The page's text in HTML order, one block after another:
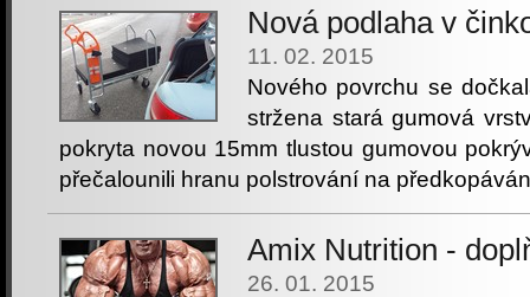
Nová podlaha v
11. 02. 2015
Nového povrchu se
stržena stará gumová
pokryta novou 15mm tlustou gumovou
přečalounili hranu polstrování na
Amix Nutrition -
26. 01. 2015